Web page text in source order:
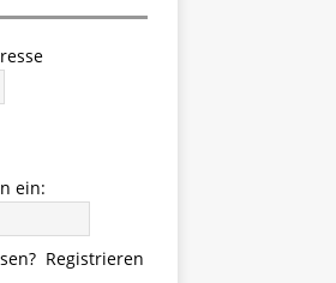
ein:
Registrieren